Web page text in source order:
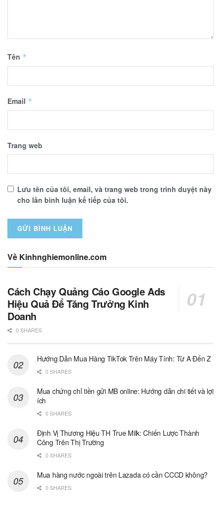
Tên *
Email *
Trang web
Lưu tên của tôi, email, và trang web trong trình duyệt này
cho lần bình luận kế tiếp của tôi.
Về Kinhnghiemonline.com
Cách Chạy Quảng Cáo Google Ads
Hiệu Quả Để Tăng Trưởng Kinh
Doanh
0 SHARES
Hướng Dẫn Mua Hàng TikTok Trên Máy Tính: Từ A Đến Z
0 SHARES
Mua chứng chỉ tiền gửi MB online: Hướng dẫn chi tiết và lợi
ích
0 SHARES
Định Vị Thương Hiệu TH True Milk: Chiến Lược Thành
Công Trên Thị Trường
0 SHARES
Mua hàng nước ngoài trên Lazada có cần CCCD không?
0 SHARES